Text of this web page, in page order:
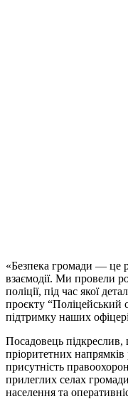
«Безпека громади — це
взаємодії. Ми провели
поліції, під час якої
проєкту “Поліцейський
підтримку наших
Посадовець
пріоритетних
присутність
прилеглих селах
населення та